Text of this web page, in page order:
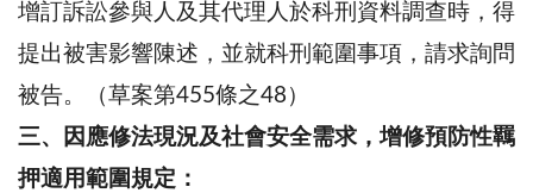
增訂訴訟參與人及其代理人於科刑資料調查時，得
提出被害影響陳述，並就科刑範圍事項，請求詢問
被告。（草案第455條之48）
三、因應修法現況及社會安全需求，增修預防性羈
押適用範圍規定：